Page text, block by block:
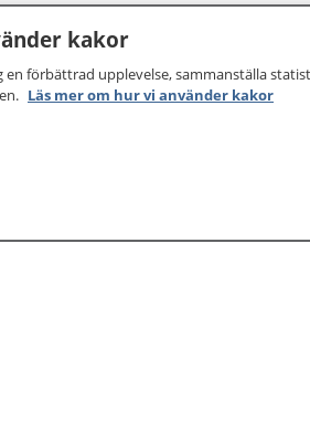
kakor
en förbättrad upplevelse, sammanställa
Läs mer om hur vi använder kakor